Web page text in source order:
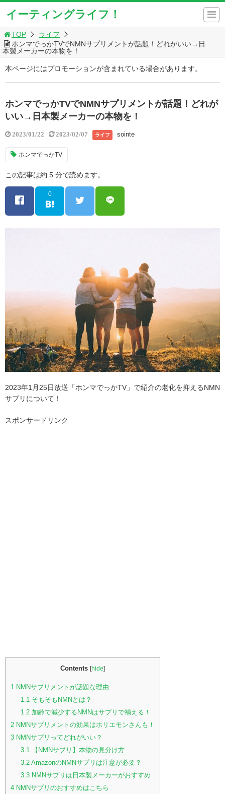
イーティングライフ！
TOP
ライフ
ホンマでっかTVでNMNサプリメントが話題！どれがいい→日
本製メーカーの本物を！
本ページにはプロモーションが含まれている場合があります。
ホンマでっかTVでNMNサプリメントが話題！どれが
いい→日本製メーカーの本物を！
2023/01/22 2023/02/07 ライフ sointe
ホンマでっかTV
この記事は約 5 分で読めます。
0
2023年1月25日放送「ホンマでっかTV」で紹介の老化を抑えるNMN
サプリについて！
スポンサードリンク
Contents [hide]
1 NMNサプリメントが話題な理由
1.1 そもそもNMNとは？
1.2加齢で減少するNMNはサプリで補える！
2 NMNサプリメントの効果はホリエモンさんも！
3 NMNサプリってどれがいい？
3.1
【NMNサプリ】本物の見分け方
3.2AmazonのNMNサプリは注意が必要？
3.3NMNサプリは日本製メーカーがおすすめ
4 NMNサプリのおすすめはこちら